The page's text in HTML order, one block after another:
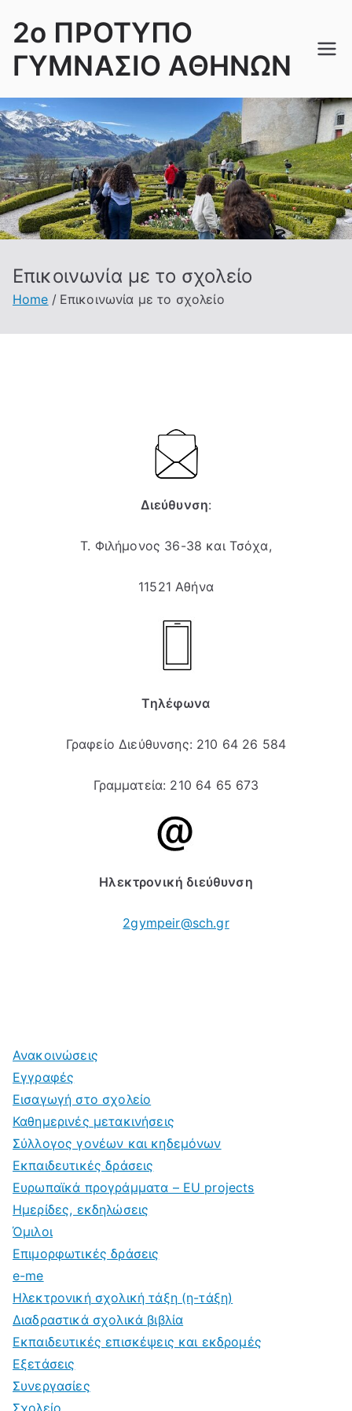
content
2ο ΠΡΟΤΥΠΟ
ΓΥΜΝΑΣΙΟ ΑΘΗΝΩΝ
Επικοινωνία με το σχολείο
Home Επικοινωνία με το σχολείο
Διεύθυνση:
Τ. Φιλήμονος 36-38 και Τσόχα,
11521 Αθήνα
Τηλέφωνα
Γραφείο Διεύθυνσης: 210 64 26 584
Γραμματεία: 210 64 65 673
Ηλεκτρονική διεύθυνση
2gympeir@sch.gr
Ανακοινώσεις
Εγγραφές
Εισαγωγή στο σχολείο
Καθημερινές μετακινήσεις
Σύλλογος γονέων και κηδεμόνων
Εκπαιδευτικές δράσεις
Ευρωπαϊκά προγράμματα – EU projects
Ημερίδες, εκδηλώσεις
Όμιλοι
Επιμορφωτικές δράσεις
e-me
Ηλεκτρονική σχολική τάξη (η-τάξη)
Διαδραστικά σχολικά βιβλία
Εκπαιδευτικές επισκέψεις και εκδρομές
Εξετάσεις
Συνεργασίες
Σχολείο